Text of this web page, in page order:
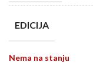
EDICIJA
Nema na stanju